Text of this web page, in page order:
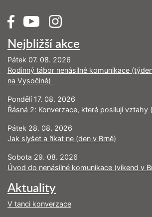
Nejbližší akce
Pátek 07. 08. 2026
Rodinný tábor nenásilné komunikace
na Vysočině)
Pondělí 17. 08. 2026
Řásná 2: Konverzace, které posilují vztahy
Pátek 28. 08. 2026
Jak slyšet a říkat ne (den v Brně)
Sobota 29. 08. 2026
Úvod do nenásilné komunikace (víkend v
Aktuality
V tanci konverzace